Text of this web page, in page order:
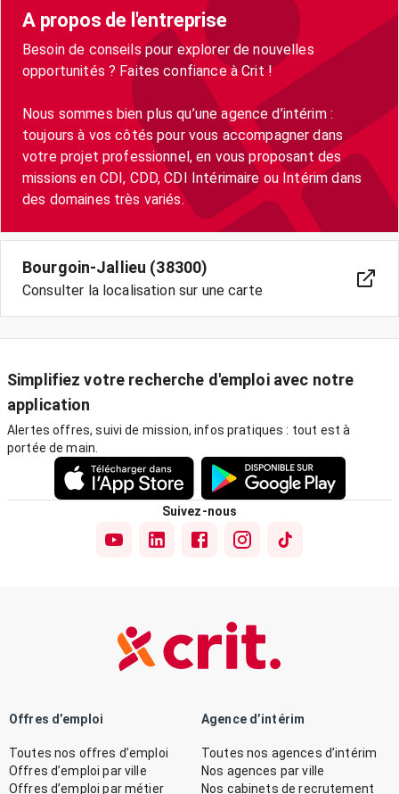
A propos de l'entreprise
Besoin de conseils pour explorer de nouvelles
opportunités ? Faites confiance à Crit !
Nous sommes bien plus qu’une agence d’intérim :
toujours à vos côtés pour vous accompagner dans
votre projet professionnel, en vous proposant des
missions en CDI, CDD, CDI Intérimaire ou Intérim dans
des domaines très variés.
Bourgoin-Jallieu (38300)
Consulter la localisation sur une carte
Simplifiez votre recherche d'emploi avec notre
application
Alertes offres, suivi de mission, infos pratiques : tout est à
portée de main.
Suivez-nous
Offres d’emploi
Toutes nos offres d’emploi
Offres d’emploi par ville
Offres d’emploi par métier
Agence d’intérim
Toutes nos agences d’intérim
Nos agences par ville
Nos cabinets de recrutement